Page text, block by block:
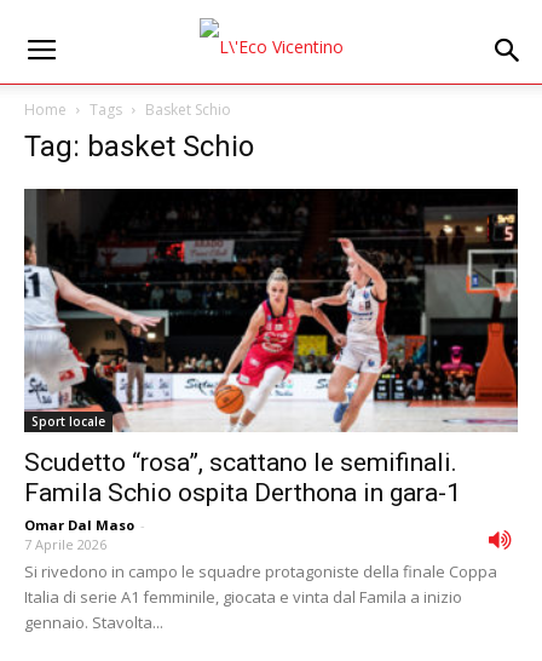
Home Tags Basket Schio
Tag: basket Schio
Sport locale
Scudetto “rosa”, scattano le semifinali.
Famila Schio ospita Derthona in gara-1
Omar Dal Maso -
7 Aprile 2026
Si rivedono in campo le squadre protagoniste della finale Coppa
Italia di serie A1 femminile, giocata e vinta dal Famila a inizio
gennaio. Stavolta...